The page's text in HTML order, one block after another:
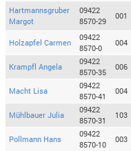
Hartmannsgruber
Margot
09422
8570-29
001
Holzapfel Carmen
09422
8570-0
004
Krampfl Angela
09422
8570-35
006
Macht Lisa
09422
8570-41
004
Mühlbauer Julia
09422
8570-31
103
Pollmann Hans
09422
8570-10
003